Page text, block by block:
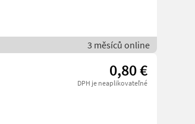
3 měsíců online
0,80 €
DPH je neaplikovateľné